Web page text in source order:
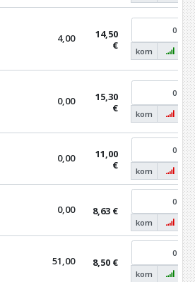
4,00
14,50
€
kom
0,00
15,30
€
kom
0,00
11,00
€
kom
0,00 8,63 €
kom
51,00 8,50 €
kom